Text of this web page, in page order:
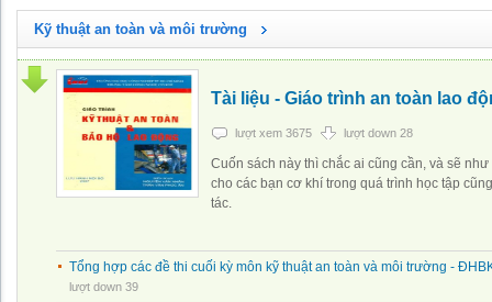
Kỹ thuật an toàn và môi trường
Tài liệu - Giáo trình an toàn lao
lượt xem 3675 lượt down 28
Cuốn sách này thì chắc ai cũng cần, và sẽ như
cho các bạn cơ khí trong quá trình học tập
tác.
Tổng hợp các đề thi cuối kỳ môn kỹ thuật an toàn và môi trường -
lượt down 39